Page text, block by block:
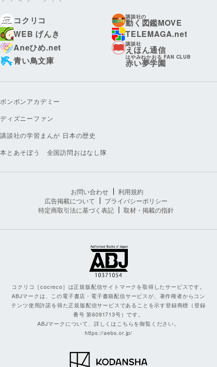
コクリコ
講談社の
動く図鑑MOVE
WEB げんき
TELEMAGA.net
Aneひめ.net
講談社
えほん通信
青い鳥文庫
はやみねかおる FAN CLUB
赤い夢学園
ボンボンアカデミー
ディズニーファン
講談社の学習まんが 日本の歴史
本とあそぼう 全国訪問おはなし隊
お問い合わせ
利用規約
広告掲載について
プライバシーポリシー
特定商取引法に基づく表記
取材・掲載の指針
コクリコ［cocreco］は正規版配信サイトマークを取得したサービスです。
ABJマークは、この電子書店・電子書籍配信サービスが、著作権者からコン
テンツ使用許諾を得た正規版配信サービスであることを示す登録商標（登録
番号 第6091713号）です。
ABJマークについて、詳しくはこちらを御覧ください。
https://aebs.or.jp/